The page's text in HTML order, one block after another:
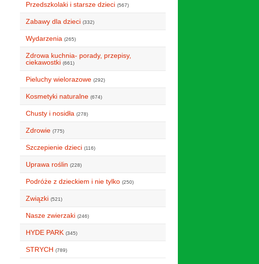
Przedszkolaki i starsze dzieci (567)
Zabawy dla dzieci (332)
Wydarzenia (265)
Zdrowa kuchnia- porady, przepisy,
ciekawostki (661)
Pieluchy wielorazowe (292)
Kosmetyki naturalne (674)
Chusty i nosidła (278)
Zdrowie (775)
Szczepienie dzieci (116)
Uprawa roślin (228)
Podróże z dzieckiem i nie tylko (250)
Związki (521)
Nasze zwierzaki (246)
HYDE PARK (345)
STRYCH (789)